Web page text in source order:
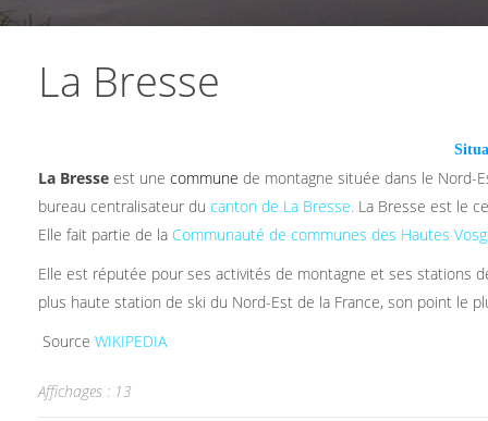
La Bresse
La Bresse est une commune de montagne située dans le Nord-
bureau centralisateur du canton de La Bresse. La Bresse est le
Elle fait partie de la Communauté de communes des Hautes
Elle est réputée pour ses activités de montagne et ses stations
plus haute station de ski du Nord-Est de la France, son point le
Source WIKIPEDIA
Affichages : 13